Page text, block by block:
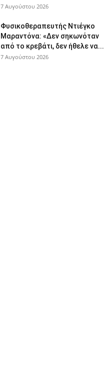
7 Αυγούστου 2026
Φυσικοθεραπευτής Ντιέγκο
Μαραντόνα: «Δεν σηκωνόταν
από το κρεβάτι, δεν ήθελε να...
7 Αυγούστου 2026